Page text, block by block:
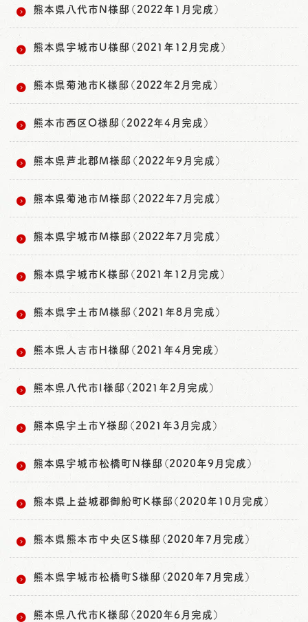
熊本県八代市N様邸（2022年1月完成）
熊本県宇城市U様邸（2021年12月完成）
熊本県菊池市K様邸（2022年2月完成）
熊本市西区O様邸（2022年4月完成）
熊本県芦北郡M様邸（2022年9月完成）
熊本県菊池市M様邸（2022年7月完成）
熊本県宇城市M様邸（2022年7月完成）
熊本県宇城市K様邸（2021年12月完成）
熊本県宇土市M様邸（2021年8月完成）
熊本県人吉市H様邸（2021年4月完成）
熊本県八代市I様邸（2021年2月完成）
熊本県宇土市Y様邸（2021年3月完成）
熊本県宇城市松橋町N様邸（2020年9月完成）
熊本県上益城郡御船町K様邸（2020年10月完成）
熊本県熊本市中央区S様邸（2020年7月完成）
熊本県宇城市松橋町S様邸（2020年7月完成）
熊本県八代市K様邸（2020年6月完成）